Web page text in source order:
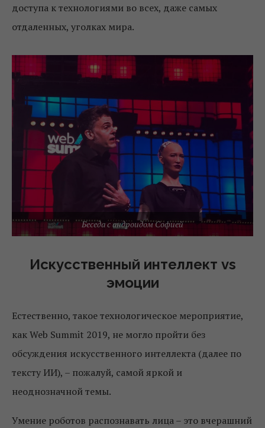
доступа к технологиями во всех, даже самых
отдаленных, уголках мира.
Беседа с андроидом Софией
Искусственный интеллект vs
эмоции
Естественно, такое технологическое мероприятие,
как Web Summit 2019, не могло пройти без
обсуждения искусственного интеллекта (далее по
тексту ИИ), – пожалуй, самой яркой и
неоднозначной темы.
Умение роботов распознавать лица – это вчерашний